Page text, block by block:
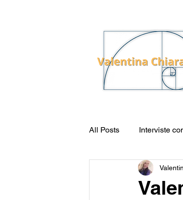
All Posts Interviste
Medicine non